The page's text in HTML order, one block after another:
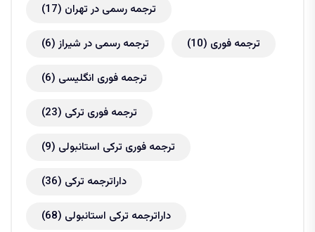
ترجمه رسمی در تهران (17)
ترجمه رسمی در شیراز(6) ترجمه فوری (10)
ترجمه فوری انگلیسی (6)
ترجمه فوری ترکی (23)
ترجمه فوری ترکی استانبولی (9)
داراترجمه ترکی (36)
داراترجمه ترکی استانبولی (68)